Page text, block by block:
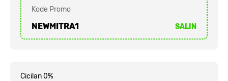
Kode Promo
NEWMITRA1 SALIN
Cicilan 0%